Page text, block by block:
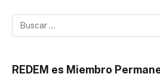
REDEM es Miembro